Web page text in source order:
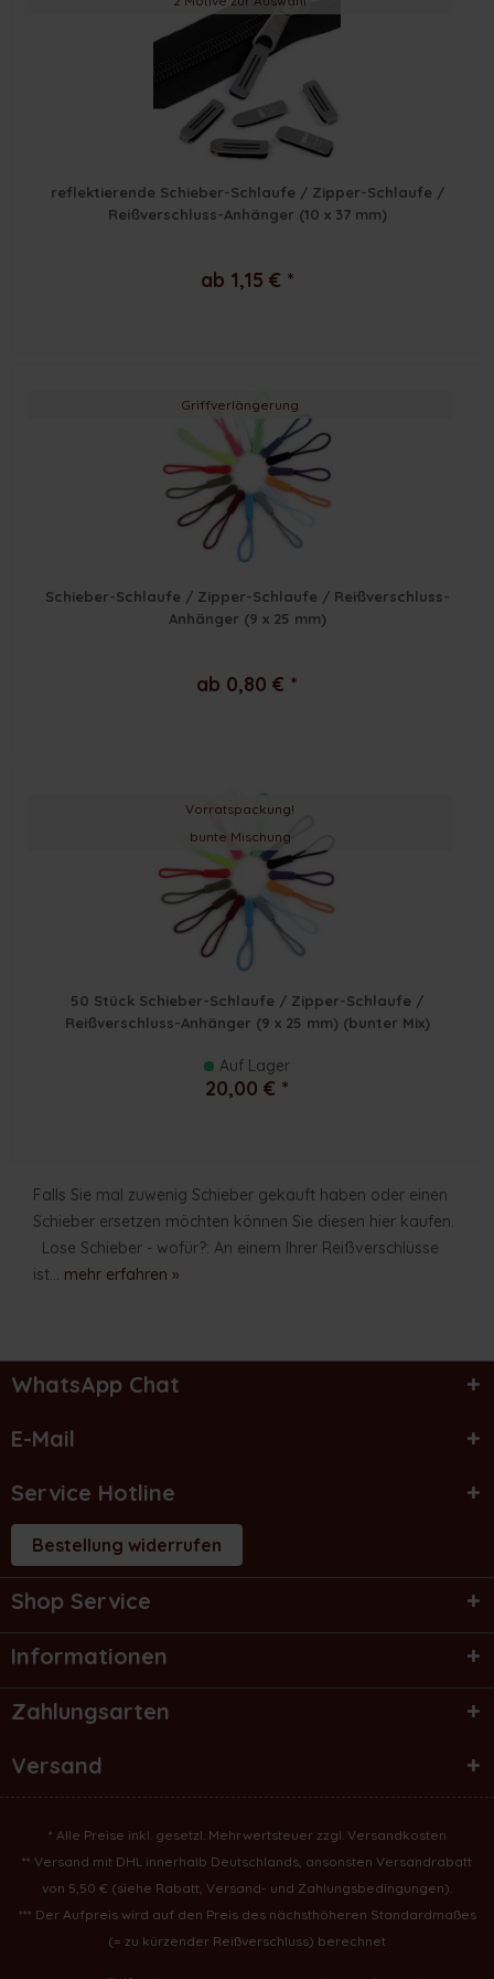
reflektierende Schieber-Schlaufe / Zipper-Schlaufe /
Reißverschluss-Anhänger (10 x 37 mm)
ab 1,15 € *
Griffverlängerung
Schieber-Schlaufe / Zipper-Schlaufe / Reißverschluss-
Anhänger (9 x 25 mm)
ab 0,80 € *
Vorratspackung!
bunte Mischung
50 Stück Schieber-Schlaufe / Zipper-Schlaufe /
Reißverschluss-Anhänger (9 x 25 mm) (bunter Mix)
Auf Lager
20,00 € *
Falls Sie mal zuwenig Schieber gekauft haben oder einen
Schieber ersetzen möchten können Sie diesen hier kaufen.
Lose Schieber - wofür?: An einem Ihrer Reißverschlüsse
ist... mehr erfahren »
WhatsApp Chat
E-Mail
Service Hotline
Bestellung widerrufen
Shop Service
Informationen
Zahlungsarten
Versand
* Alle Preise inkl. gesetzl. Mehrwertsteuer zzgl. Versandkosten
** Versand mit DHL innerhalb Deutschlands, ansonsten Versandrabatt
von 5,50 € (siehe Rabatt, Versand- und Zahlungsbedingungen).
*** Der Aufpreis wird auf den Preis des nächsthöheren Standardmaßes
(= zu kürzender Reißverschluss) berechnet